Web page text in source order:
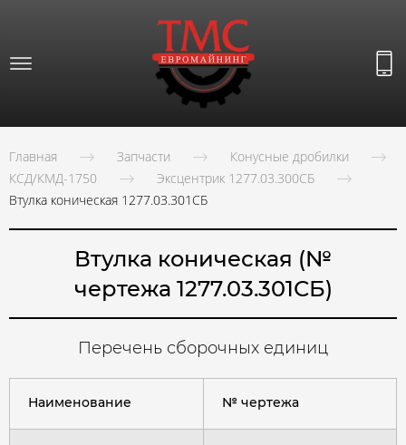
Главная Запчасти
Конусные дробилки
КСД/КМД-1750
Эксцентрик 1277.03.300СБ
Втулка коническая 1277.03.301СБ
Втулка коническая (№
чертежа 1277.03.301СБ)
Перечень сборочных единиц
Наименование № чертежа